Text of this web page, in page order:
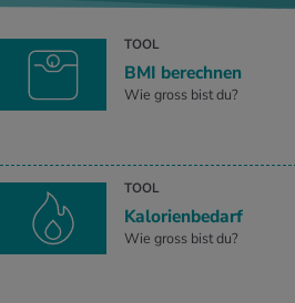
TOOL
BMI berechnen
Wie gross bist du?
TOOL
Kalorienbedarf
Wie gross bist du?